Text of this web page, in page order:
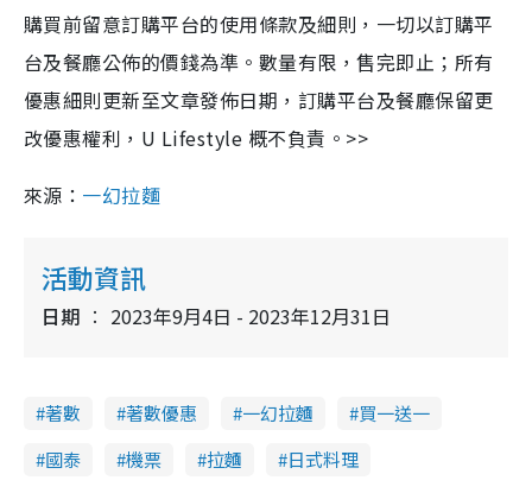
購買前留意訂購平台的使用條款及細則，一切以訂購平
台及餐廳公佈的價錢為準。數量有限，售完即止；所有
優惠細則更新至文章發佈日期，訂購平台及餐廳保留更
改優惠權利，U Lifestyle 概不負責。>>
來源： 一幻拉麵
活動資訊
日期 2023年9月4日 - 2023年12月31日
著數 著數優惠 一幻拉麵
買一送一
國泰
機票 拉麵 日式料理